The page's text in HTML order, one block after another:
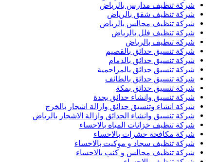
شركة تنظيف مدارس بالرياض
شركة تنظيف شقق بالرياض
شركة تنظيف مجالس بالرياض
شركة تنظيف فلل بالرياض
شركة تنظيف بالرياض
شركة تنسيق حدائق بالقصيم
شركة تنسيق حدائق بالدمام
شركة تنسيق حدائق بالمزاحمية
شركة تنسيق حدائق بالطائف
شركة تنسيق حدائق بمكة
شركة تنسيق وانشاء حدائق بجدة
شركة انشاء وتنسيق حدائق وازالة اشجار بالخرج
شركة تنسيق وانشاء الحدائق وازالة الاشجار بالرياض
شركة تنظيف خزانات المياه بالاحساء
شركة مكافحة حشرات بالاحساء
شركة تنظيف سجاد و موكيت بالاحساء
شركة تنظيف مجالس و كنب بالاحساء